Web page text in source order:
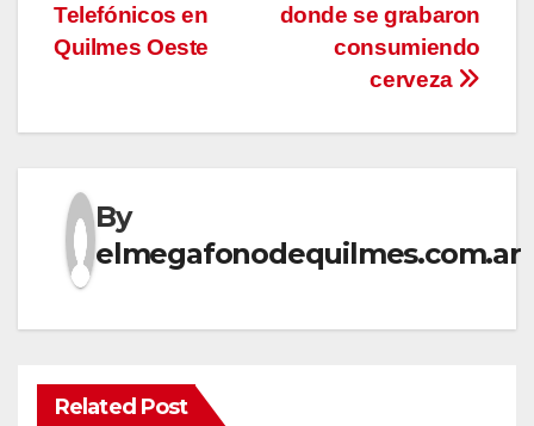
donde se grabaron
consumiendo
cerveza
Telefónicos en
Quilmes Oeste
By
elmegafonodequilmes.com.ar
Related Post